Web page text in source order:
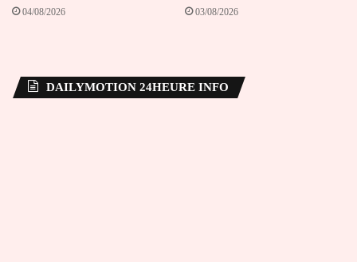
04/08/2026 03/08/2026
DAILYMOTION 24HEURE INFO